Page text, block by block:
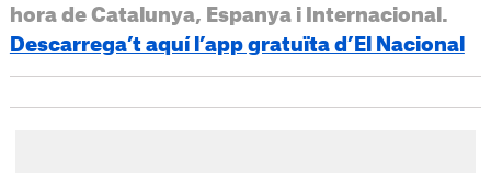
hora de Catalunya, Espanya i Internacional.
Descarrega’t aquí l’app gratuïta d’El Nacional